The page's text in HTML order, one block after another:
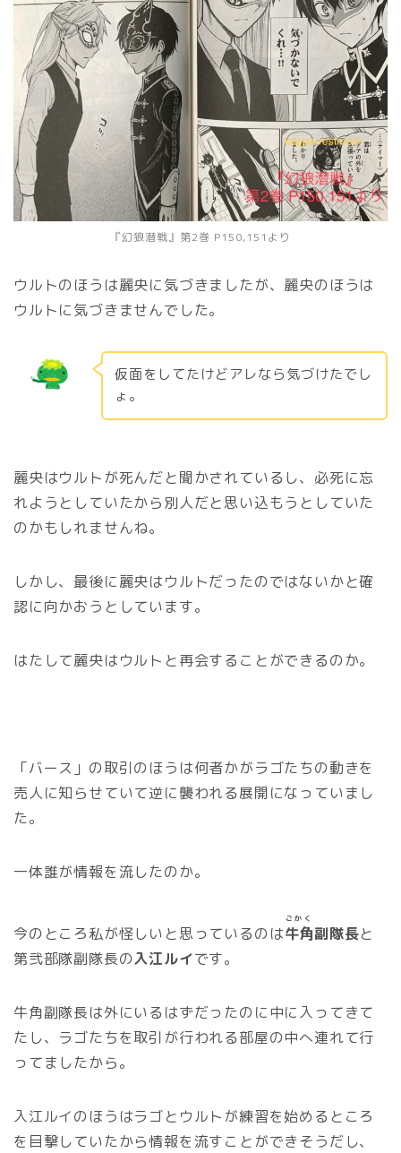
『幻狼潜戦』第2巻 P150,151より
ウルトのほうは麗央に気づきましたが、麗央のほうは
ウルトに気づきませんでした。
仮面をしてたけどアレなら気づけたでし
ょ。
麗央はウルトが死んだと聞かされているし、必死に忘
れようとしていたから別人だと思い込もうとしていた
のかもしれませんね。
しかし、最後に麗央はウルトだったのではないかと確
認に向かおうとしています。
はたして麗央はウルトと再会することができるのか。
「バース」の取引のほうは何者かがラゴたちの動きを
売人に知らせていて逆に襲われる展開になっていまし
た。
一体誰が情報を流したのか。
今のところ私が怪しいと思っているのは牛角
ごかく
副隊長と
第弐部隊副隊長の入江ルイです。
牛角副隊長は外にいるはずだったのに中に入ってきて
たし、ラゴたちを取引が行われる部屋の中へ連れて行
ってましたから。
入江ルイのほうはラゴとウルトが練習を始めるところ
を目撃していたから情報を流すことができそうだし、